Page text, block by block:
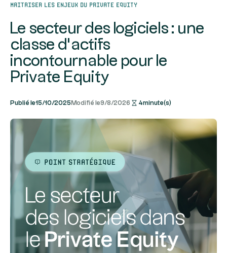
Maitriser les enjeux du Private Equity
Le secteur des logiciels : une
classe d’actifs
incontournable pour le
Private Equity
Publié le15/10/2025 Modifié le9/8/2026 4minute(s)